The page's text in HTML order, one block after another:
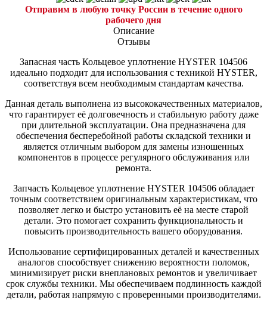
Отправим в любую точку России в течение одного
рабочего дня
Описание
Отзывы
Запасная часть Кольцевое уплотнение HYSTER 104506
идеально подходит для использования с техникой HYSTER,
соответствуя всем необходимым стандартам качества.
Данная деталь выполнена из высококачественных материалов,
что гарантирует её долговечность и стабильную работу даже
при длительной эксплуатации. Она предназначена для
обеспечения бесперебойной работы складской техники и
является отличным выбором для замены изношенных
компонентов в процессе регулярного обслуживания или
ремонта.
Запчасть Кольцевое уплотнение HYSTER 104506 обладает
точным соответствием оригинальным характеристикам, что
позволяет легко и быстро установить её на месте старой
детали. Это помогает сохранить функциональность и
повысить производительность вашего оборудования.
Использование сертифицированных деталей и качественных
аналогов способствует снижению вероятности поломок,
минимизирует риски внеплановых ремонтов и увеличивает
срок службы техники. Мы обеспечиваем подлинность каждой
детали, работая напрямую с проверенными производителями.